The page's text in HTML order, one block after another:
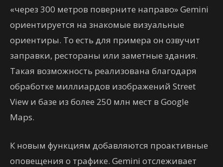
«через 300 метров поверните направо» Gemini
ориентируется на знакомые визуальные
ориентиры. То есть для примера он озвучит
заправки, рестораны или заметные здания.
Такая возможность реализована благодаря
обработке миллиардов изображений Street
View и базе из более 250 млн мест в Google
Maps.
К новым функциям добавляются проактивные
оповещения о трафике. Gemini отслеживает